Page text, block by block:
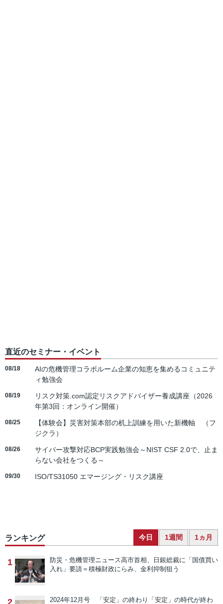
直近のセミナー・イベント
08/18
AIの危機管理コラボルーム企業の知恵を集めるコミュニテ
ィ勉強会
08/19
リスク対策.com認定リスクアドバイザー養成講座（2026
年第3回：オンライン開催）
08/25
【体験会】災害対策本部の机上訓練を用いた新機軸 （フ
ジクラ）
08/26
サイバー攻撃対応BCP実践勉強会～NIST CSF 2.0で、止ま
らない会社をつくる～
09/30 ISO/TS31050 エマージング・リスク講座
ランキング 今日 1週間 1ヵ月
1 防災・危機管理ニュース高市首相、日銀総裁に「国債買い
入れ」要請＝積極財政にらみ、金利抑制狙う
2024年12月号 「安定」の終わり 「安定」の時代が終わ